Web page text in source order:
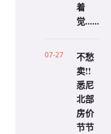
着
觉......
07-27
不愁
卖!!
悉尼
北部
房价
节节